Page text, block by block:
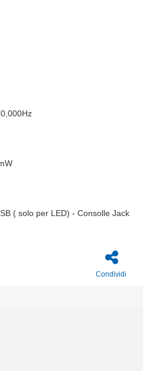
( solo per LED) - Consolle Jack
Condividi